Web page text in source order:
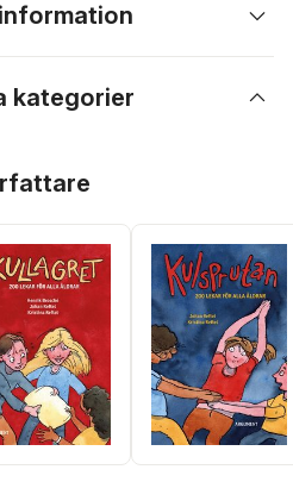
kategorier